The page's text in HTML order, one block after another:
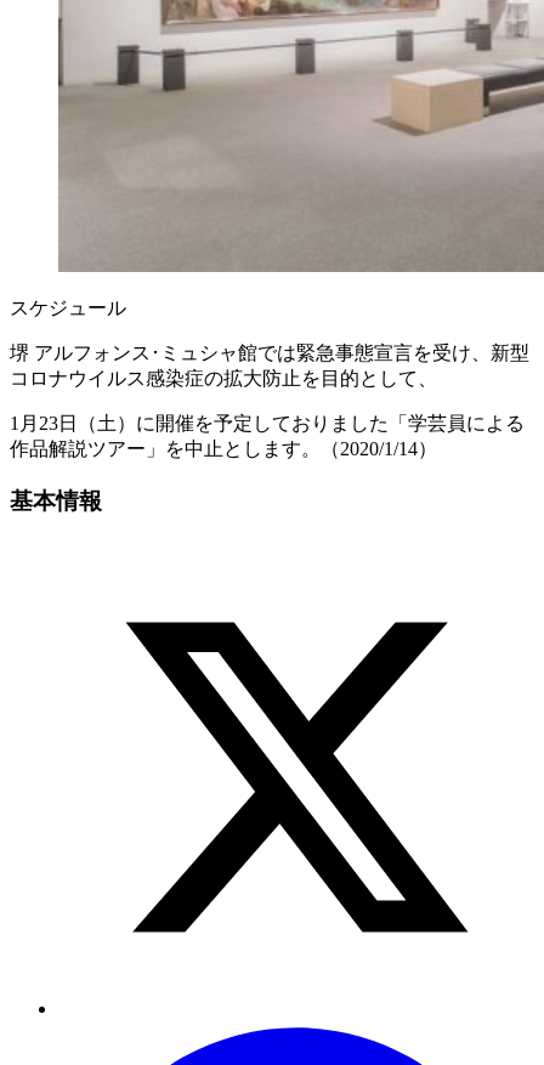
スケジュール
堺 アルフォンス･ミュシャ館では緊急事態宣言を受け、新型
コロナウイルス感染症の拡大防止を目的として、
1 月23日（土）に開催を予定しておりました「学芸員による
作品解説ツアー」を中止とします。（2020/1/14）
基本情報